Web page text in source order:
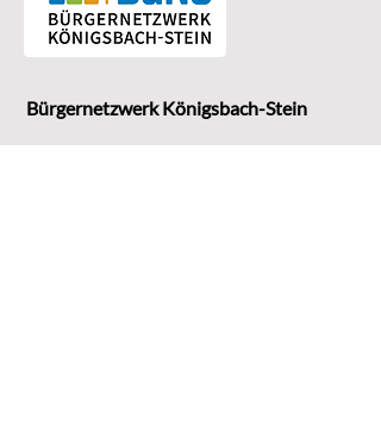
Bürgernetzwerk Königsbach-Stein